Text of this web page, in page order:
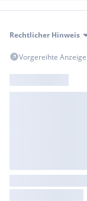
Rechtlicher Hinweis
Vorgereihte Anzeige